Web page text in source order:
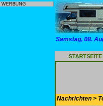
WERBUNG
Samstag, 08.
STARTSEITE
Nachrichten >